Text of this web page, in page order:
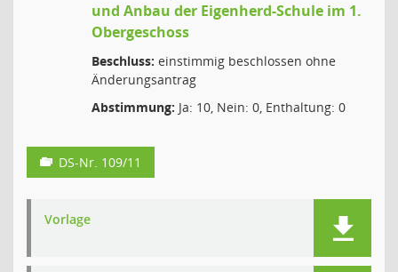
und Anbau der Eigenherd-Schule im 1.
Obergeschoss
Beschluss: einstimmig beschlossen ohne
Änderungsantrag
Abstimmung: Ja: 10, Nein: 0, Enthaltung: 0
DS-Nr. 109/11
Vorlage